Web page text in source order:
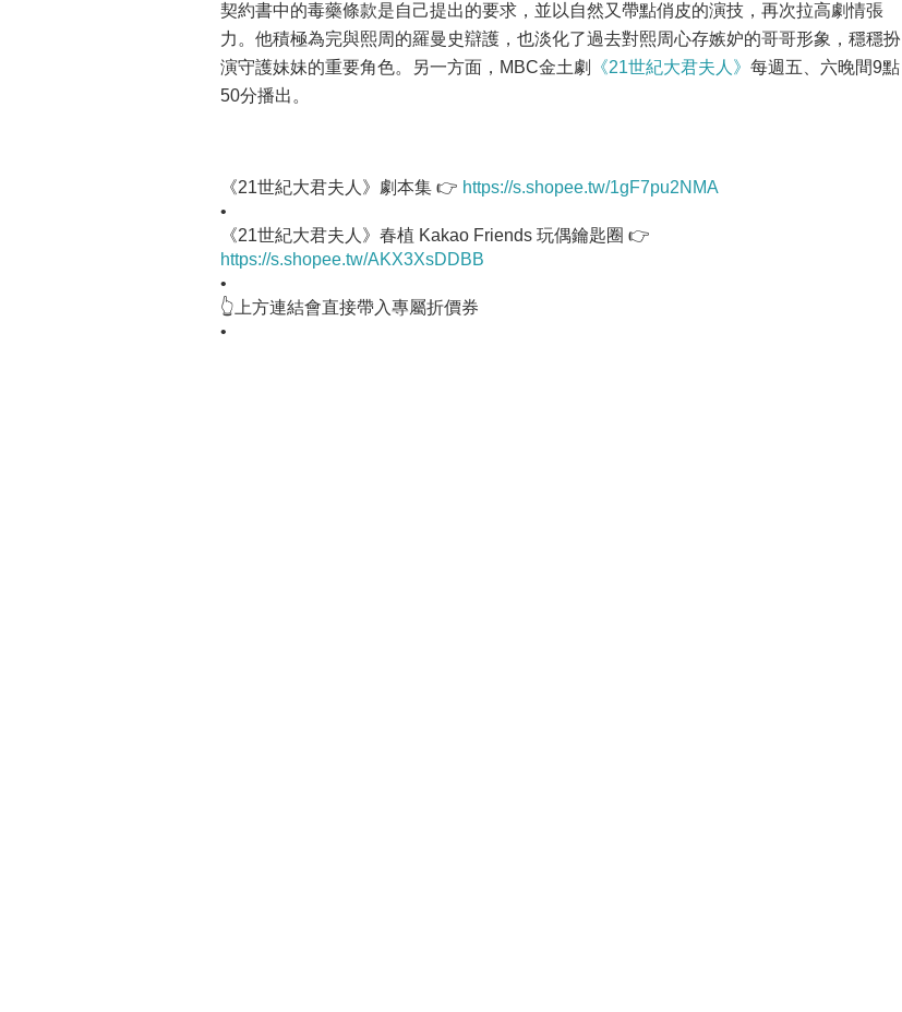
契約書中的毒藥條款是自己提出的要求，並以自然又帶點俏皮的演技，再次拉高劇情張
力。他積極為完與熙周的羅曼史辯護，也淡化了過去對熙周心存嫉妒的哥哥形象，穩穩扮
演守護妹妹的重要角色。另一方面，MBC金土劇
《21世紀大君夫人》 每週五、六晚間9點
50分播出。
《21世紀大君夫人》劇本集 👉 https://s.shopee.tw/1gF7pu2NMA
•
《21世紀大君夫人》春植 Kakao Friends 玩偶鑰匙圈 👉
https://s.shopee.tw/AKX3XsDDBB
•
👆上方連結會直接帶入專屬折價券
•